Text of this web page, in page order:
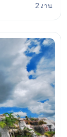
2 งาน